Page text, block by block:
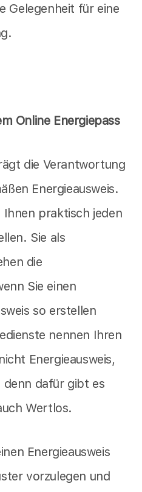
Gelegenheit für eine
Online Energiepass
die Verantwortung
Energieausweis.
praktisch jeden
Sie als
die
Sie einen
so erstellen
nennen Ihren
Energieausweis,
denn dafür gibt es
Wertlos.
Energieausweis
vorzulegen und